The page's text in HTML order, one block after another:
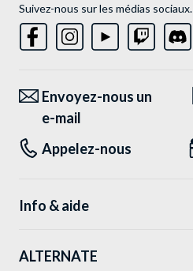
Suivez-nous sur les médias sociaux.
Envoyez-nous un
e-mail
Appelez-nous
Info & aide
ALTERNATE